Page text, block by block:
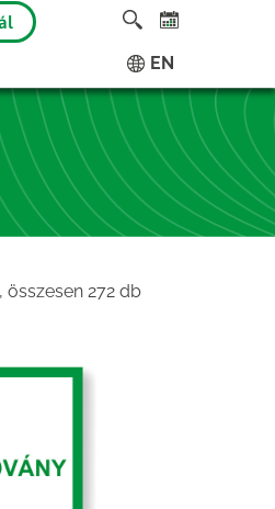
EN
összesen 272 dbSorted